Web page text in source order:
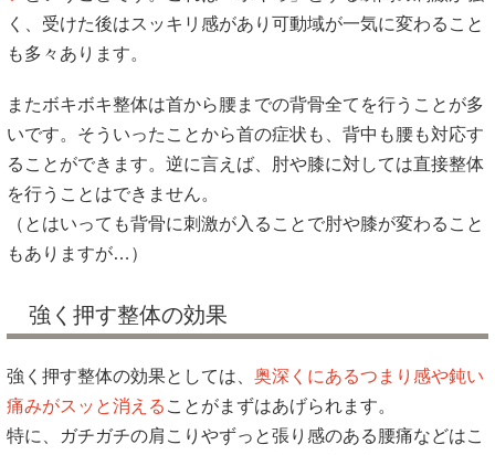
く、受けた後はスッキリ感があり可動域が一気に変わること
も多々あります。
またボキボキ整体は首から腰までの背骨全てを行うことが多
いです。そういったことから首の症状も、背中も腰も対応す
ることができます。逆に言えば、肘や膝に対しては直接整体
を行うことはできません。
（とはいっても背骨に刺激が入ることで肘や膝が変わること
もありますが…）
強く押す整体の効果
強く押す整体の効果としては、 奥深くにあるつまり感や鈍い
痛みがスッと消える ことがまずはあげられます。
特に、ガチガチの肩こりやずっと張り感のある腰痛などはこ